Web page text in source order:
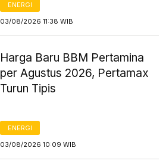
ENERGI
03/08/2026 11:38 WIB
Harga Baru BBM Pertamina
per Agustus 2026, Pertamax
Turun Tipis
ENERGI
03/08/2026 10:09 WIB